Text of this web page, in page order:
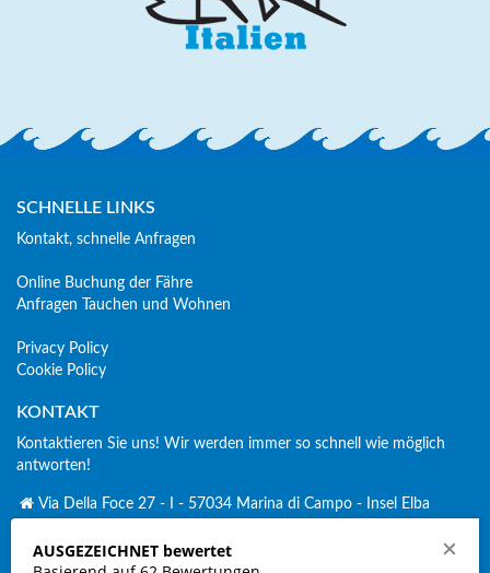
SCHNELLE LINKS
Kontakt, schnelle Anfragen
Online Buchung der Fähre
Anfragen Tauchen und Wohnen
Privacy Policy
Cookie Policy
KONTAKT
Kontaktieren Sie uns! Wir werden immer so schnell wie möglich
antworten!
Via Della Foce 27 - I - 57034 Marina di Campo - Insel Elba
Click to Call
spirosub-volki@elbalink.it
AUSGEZEICHNET bewertet